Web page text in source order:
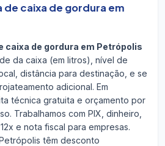
de caixa de gordura em
caixa de gordura em Petrópolis
da caixa (em litros), nível de
distância para destinação, e se
adicional. Em
técnica gratuita e orçamento por
Trabalhamos com PIX, dinheiro,
e nota fiscal para empresas.
têm desconto